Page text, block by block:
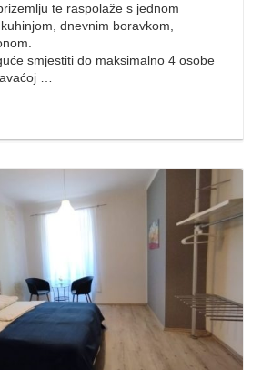
te raspolaže s jednom
dnevnim boravkom,
smjestiti do maksimalno 4 osobe
…
Read More